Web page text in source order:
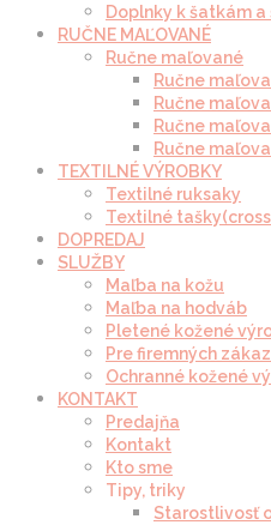
Doplnky k šatkám a
RUČNE MAĽOVANÉ
Ručne maľované
Ručne
Ručne
Ručne
Ručne
TEXTILNÉ VÝROBKY
Textilné ruksaky
Textilné
DOPREDAJ
SLUŽBY
Maľba na kožu
Maľba na hodváb
Pletené kožené
Pre firemných
Ochranné kožené
KONTAKT
Predajňa
Kontakt
Kto sme
Tipy, triky
Starostlivosť